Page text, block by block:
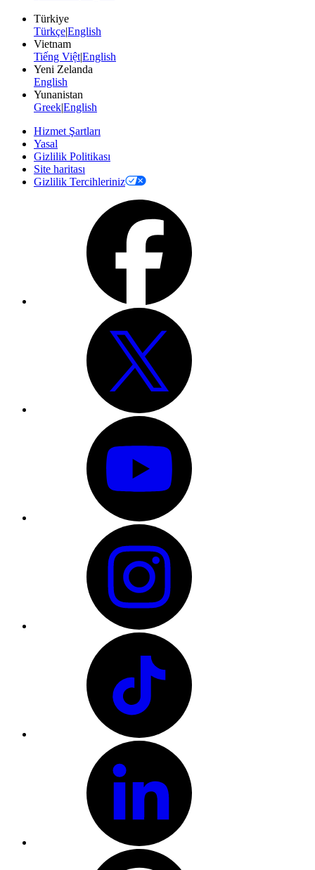
Türkiye
Türkçe|English
Vietnam
Tiếng Việt|English
Yeni Zelanda
English
Yunanistan
Greek|English
Hizmet Şartları
Yasal
Gizlilik Politikası
Site haritası
Gizlilik Tercihleriniz